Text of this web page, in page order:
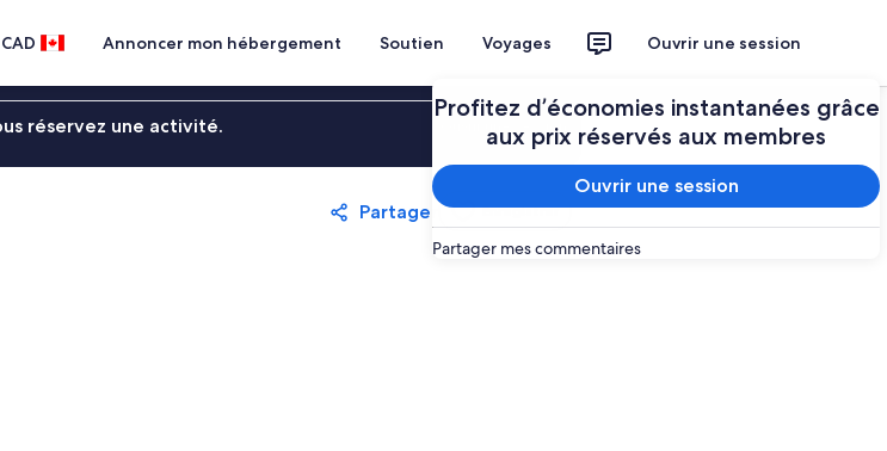
CAD Annoncer mon hébergement Soutien Voyages Ouvrir une session
Profitez d’économies instantanées grâce
aux prix réservés aux membres
Ouvrir une session
Partager mes commentaires
réservez une activité. Ouvrir une session
Partager Enregistrer